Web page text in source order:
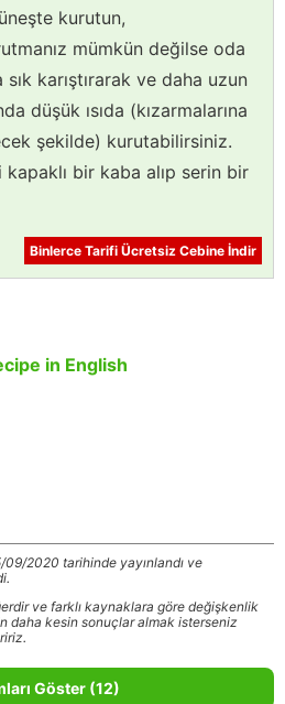
kurutun,
mümkün değilse oda
sık karıştırarak ve daha uzun
düşük ısıda (kızarmalarına
şekilde) kurutabilirsiniz.
bir kaba alıp serin bir
Binlerce Tarifi Ücretsiz Cebine İndir
in English
2020 tarihinde yayınlandı ve
ve farklı kaynaklara göre değişkenlik
daha kesin sonuçlar almak isterseniz
Göster (12)